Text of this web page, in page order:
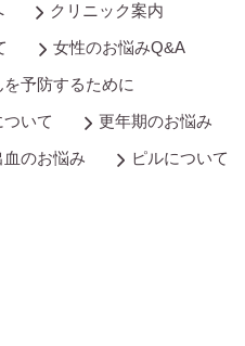
クリニック案内
女性のお悩みQ&A
を予防するために
いて
更年期のお悩み
血のお悩み
ピルについて